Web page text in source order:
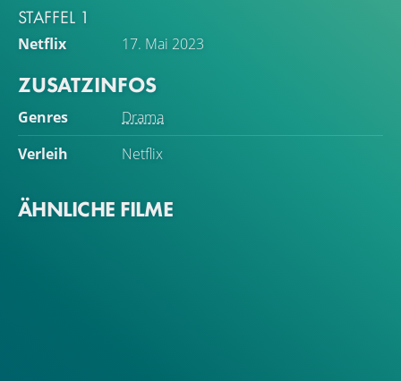
STAFFEL 1
Netflix 17. Mai 2023
ZUSATZINFOS
Genres
Drama
Verleih
Netflix
ÄHNLICHE FILME